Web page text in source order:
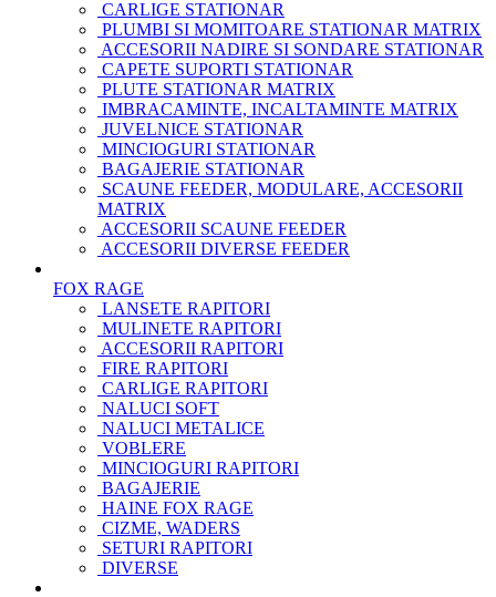
CARLIGE STATIONAR
PLUMBI SI MOMITOARE STATIONAR MATRIX
ACCESORII NADIRE SI SONDARE STATIONAR
CAPETE SUPORTI STATIONAR
PLUTE STATIONAR MATRIX
IMBRACAMINTE, INCALTAMINTE MATRIX
JUVELNICE STATIONAR
MINCIOGURI STATIONAR
BAGAJERIE STATIONAR
SCAUNE FEEDER, MODULARE, ACCESORII
MATRIX
ACCESORII SCAUNE FEEDER
ACCESORII DIVERSE FEEDER
FOX RAGE
LANSETE RAPITORI
MULINETE RAPITORI
ACCESORII RAPITORI
FIRE RAPITORI
CARLIGE RAPITORI
NALUCI SOFT
NALUCI METALICE
VOBLERE
MINCIOGURI RAPITORI
BAGAJERIE
HAINE FOX RAGE
CIZME, WADERS
SETURI RAPITORI
DIVERSE